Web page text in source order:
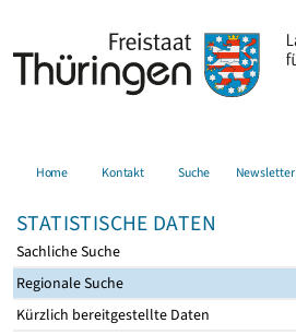
Home Kontakt Suche Newsletter
STATISTISCHE DATEN
Sachliche Suche
Regionale Suche
Kürzlich bereitgestellte Daten